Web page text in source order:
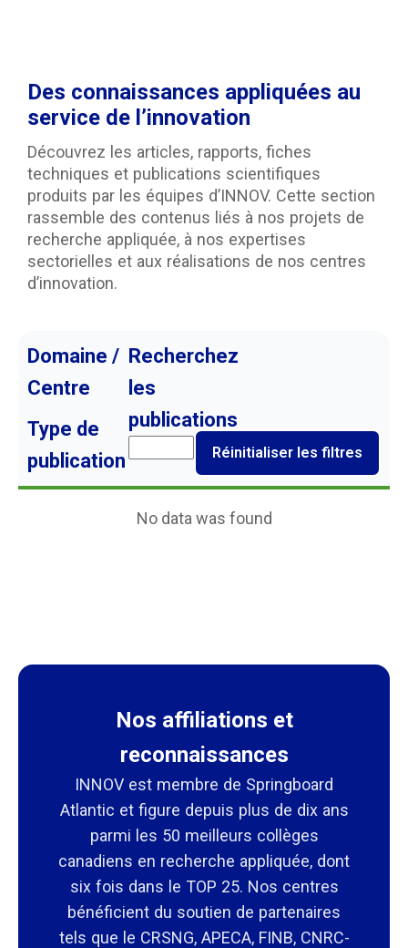
Des connaissances appliquées au
service de l’innovation
Découvrez les articles, rapports, fiches
techniques et publications scientifiques
produits par les équipes d’INNOV. Cette section
rassemble des contenus liés à nos projets de
recherche appliquée, à nos expertises
sectorielles et aux réalisations de nos centres
d’innovation.
Domaine /
Centre
Type de
publication
Recherchez
les
publications
Réinitialiser les filtres
No data was found
Nos affiliations et
reconnaissances
INNOV est membre de Springboard
Atlantic et figure depuis plus de dix ans
parmi les 50 meilleurs collèges
canadiens en recherche appliquée, dont
six fois dans le TOP 25. Nos centres
bénéficient du soutien de partenaires
tels que le CRSNG, APECA, FINB, CNRC-